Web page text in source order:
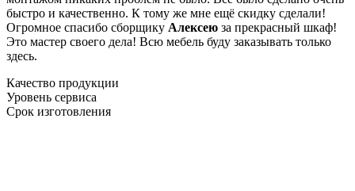
быстро и качественно. К тому же мне ещё скидку сделали!
Огромное спасибо сборщику Алексею за прекрасный шкаф!
Это мастер своего дела! Всю мебель буду заказывать только
здесь.
Качество продукции
Уровень сервиса
Срок изготовления